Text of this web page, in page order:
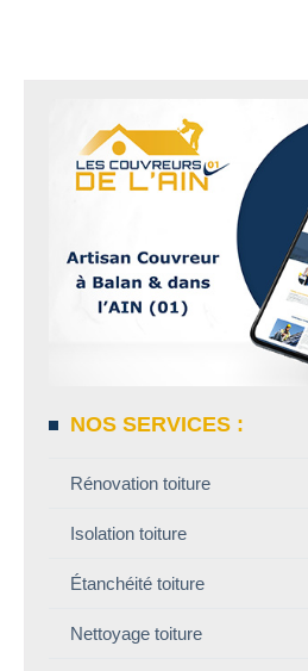
NOS SERVICES :
Rénovation toiture
Isolation toiture
Étanchéité toiture
Nettoyage toiture